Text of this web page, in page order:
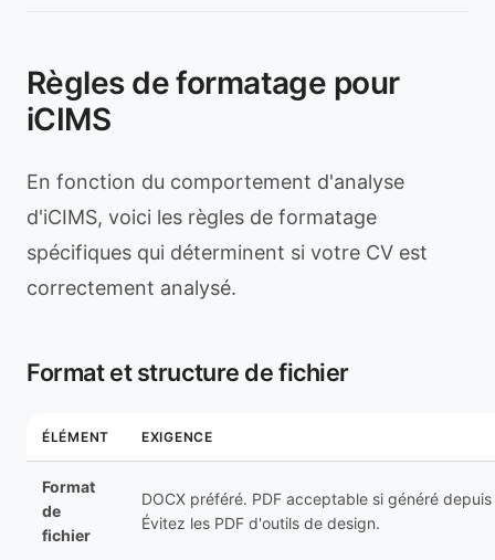
Règles de formatage pour
iCIMS
En fonction du comportement d'analyse
d'iCIMS, voici les règles de formatage
spécifiques qui déterminent si votre CV est
correctement analysé.
Format et structure de fichier
ÉLÉMENT EXIGENCE
Format
de
fichier
DOCX préféré. PDF acceptable si généré depuis
Évitez les PDF d'outils de design.